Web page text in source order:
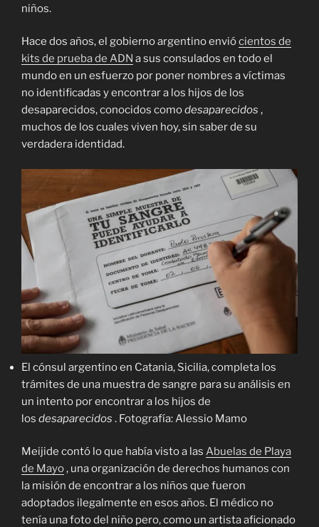
niños.
Hace dos años, el gobierno argentino enviócientos de
kits de prueba de ADN a sus consulados en todo el
mundo en un esfuerzo por poner nombres a víctimas
no identificadas y encontrar a los hijos de los
desaparecidos, conocidos comodesaparecidos ,
muchos de los cuales viven hoy, sin saber de su
verdadera identidad.
El cónsul argentino en Catania, Sicilia, completa los
trámites de una muestra de sangre para su análisis en
un intento por encontrar a los hijos de
los desaparecidos . Fotografía: Alessio Mamo
Meijide contó lo que había visto a las Abuelas de Playa
de Mayo, una organización de derechos humanos con
la misión de encontrar a los niños que fueron
adoptados ilegalmente en esos años. El médico no
tenía una foto del niño pero, como un artista aficionado